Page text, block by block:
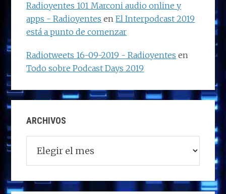
Radioyentes 101 Marconi audio online y
apps - Radioyentes enEl Interpodcast 2019
está a punto de comenzar
Radiotweets 16-09-2019 - Radioyentes en
Todo sobre Podcast Days 2019
ARCHIVOS